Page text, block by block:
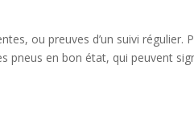
ou preuves d’un suivi régulier.
pneus en bon état, qui peuvent